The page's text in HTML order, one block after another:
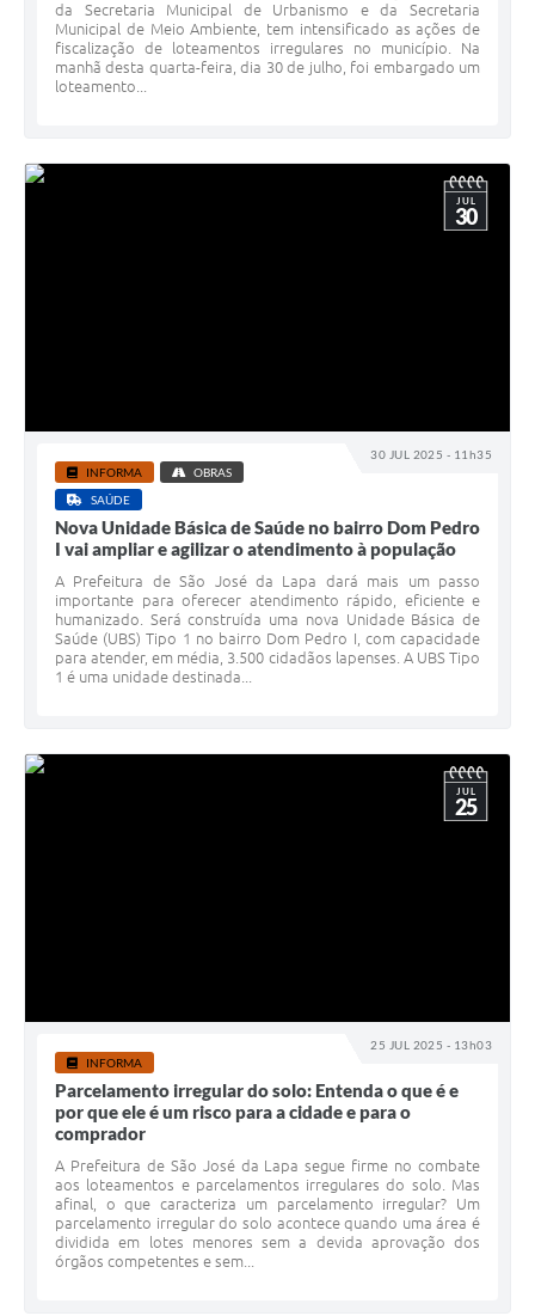
da Secretaria Municipal de Urbanismo e da Secretaria
Municipal de Meio Ambiente, tem intensificado as ações de
fiscalização de loteamentos irregulares no município. Na
manhã desta quarta-feira, dia 30 de julho, foi embargado um
loteamento...
30 JUL 2025 - 11h35
JUL
30
INFORMA
OBRAS
SAÚDE
Nova Unidade Básica de Saúde no bairro Dom Pedro
I vai ampliar e agilizar o atendimento à população
A Prefeitura de São José da Lapa dará mais um passo
importante para oferecer atendimento rápido, eficiente e
humanizado. Será construída uma nova Unidade Básica de
Saúde (UBS) Tipo 1 no bairro Dom Pedro I, com capacidade
para atender, em média, 3.500 cidadãos lapenses. A UBS Tipo
1 é uma unidade destinada...
25 JUL 2025 - 13h03
JUL
25
INFORMA
Parcelamento irregular do solo: Entenda o que é e
por que ele é um risco para a cidade e para o
comprador
A Prefeitura de São José da Lapa segue firme no combate
aos loteamentos e parcelamentos irregulares do solo. Mas
afinal, o que caracteriza um parcelamento irregular? Um
parcelamento irregular do solo acontece quando uma área é
dividida em lotes menores sem a devida aprovação dos
órgãos competentes e sem...